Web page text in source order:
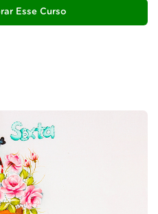
Esse Curso